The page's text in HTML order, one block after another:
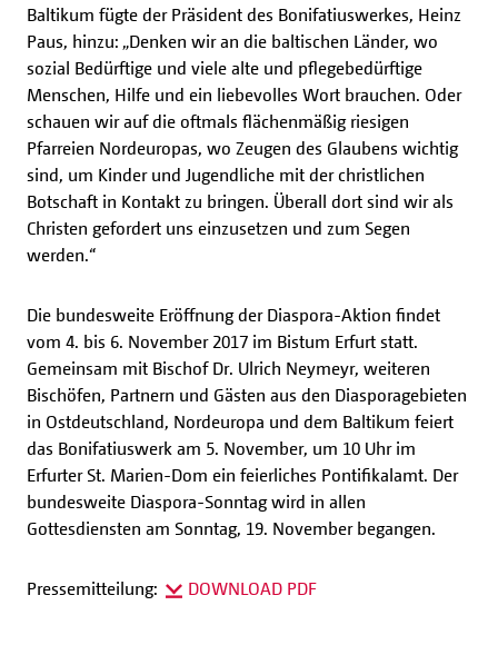
Baltikum fügte der Präsident des Bonifatiuswerkes, Heinz
Paus, hinzu: „Denken wir an die baltischen Länder, wo
sozial Bedürftige und viele alte und pflegebedürftige
Menschen, Hilfe und ein liebevolles Wort brauchen. Oder
schauen wir auf die oftmals flächenmäßig riesigen
Pfarreien Nordeuropas, wo Zeugen des Glaubens wichtig
sind, um Kinder und Jugendliche mit der christlichen
Botschaft in Kontakt zu bringen. Überall dort sind wir als
Christen gefordert uns einzusetzen und zum Segen
werden.“
Die bundesweite Eröffnung der Diaspora-Aktion findet
vom 4. bis 6. November 2017 im Bistum Erfurt statt.
Gemeinsam mit Bischof Dr. Ulrich Neymeyr, weiteren
Bischöfen, Partnern und Gästen aus den Diasporagebieten
in Ostdeutschland, Nordeuropa und dem Baltikum feiert
das Bonifatiuswerk am 5. November, um 10 Uhr im
Erfurter St. Marien-Dom ein feierliches Pontifikalamt. Der
bundesweite Diaspora-Sonntag wird in allen
Gottesdiensten am Sonntag, 19. November begangen.
Pressemitteilung: DOWNLOAD PDF